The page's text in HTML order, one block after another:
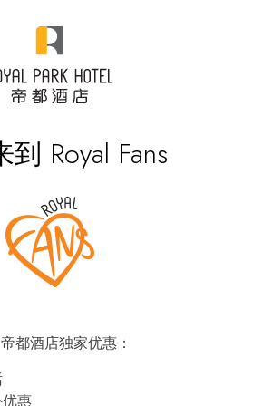
Royal Fans
都酒店独家优惠：
惠